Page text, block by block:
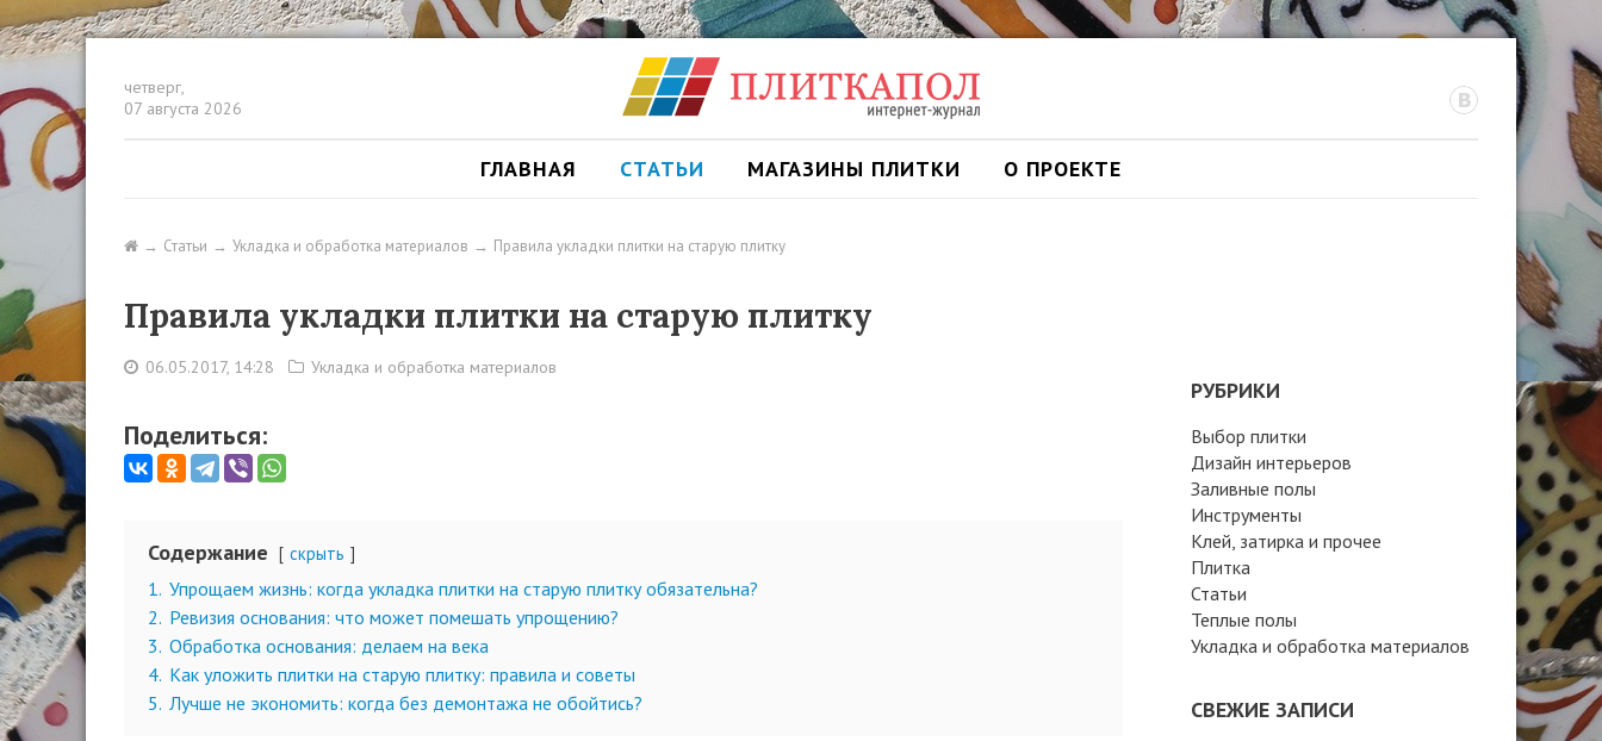
четверг,
07 августа 2026
ГЛАВНАЯ СТАТЬИ МАГАЗИНЫ ПЛИТКИ О ПРОЕКТЕ
Статьи Укладка и обработка материалов Правила укладки плитки на старую плитку
Правила укладки плитки на старую плитку
06.05.2017, 14:28 Укладка и обработка материалов
Поделиться:
Содержание скрыть
1. Упрощаем жизнь: когда укладка плитки на старую плитку обязательна?
2. Ревизия основания: что может помешать упрощению?
3. Обработка основания: делаем на века
4. Как уложить плитки на старую плитку: правила и советы
5. Лучше не экономить: когда без демонтажа не обойтись?
РУБРИКИ
Выбор плитки
Дизайн интерьеров
Заливные полы
Инструменты
Клей, затирка и прочее
Плитка
Статьи
Теплые полы
Укладка и обработка материалов
СВЕЖИЕ ЗАПИСИ